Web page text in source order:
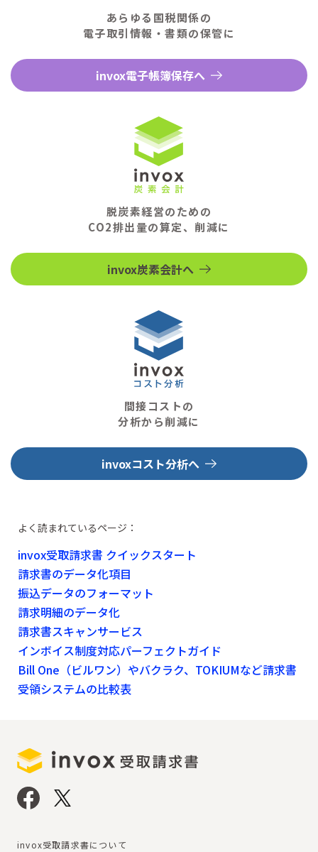
あらゆる国税関係の
電子取引情報・書類の保管に
invox電子帳簿保存へ
脱炭素経営のための
CO2排出量の算定、削減に
invox炭素会計へ
間接コストの
分析から削減に
invoxコスト分析へ
よく読まれているページ：
invox受取請求書 クイックスタート
請求書のデータ化項目
振込データのフォーマット
請求明細のデータ化
請求書スキャンサービス
インボイス制度対応パーフェクトガイド
Bill One（ビルワン）やバクラク、TOKIUMなど請求書
受領システムの比較表
invox受取請求書について